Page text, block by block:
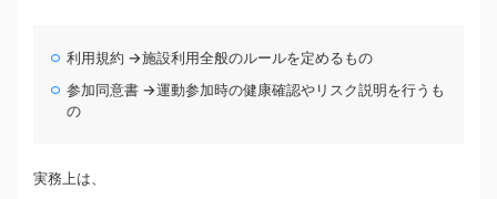
利用規約 →施設利用全般のルールを定めるもの
参加同意書 →運動参加時の健康確認やリスク説明を行うも
の
実務上は、